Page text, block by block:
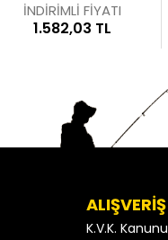
İNDİRİMLİ FİYATI
1.582,03 TL
ALIŞVERİŞ
K.V.K. Kanunu